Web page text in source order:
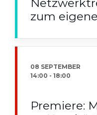
zum
08 SEPTEMBER
14:00 - 18:00
Premiere: